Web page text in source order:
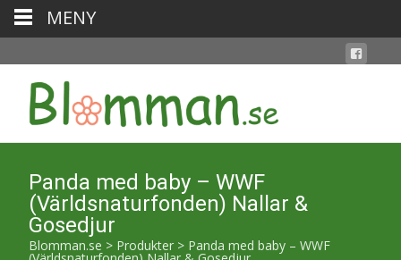
Panda med baby – WWF
(Världsnaturfonden) Nallar &
Gosedjur
Blomman.se > Produkter > Panda med baby – WWF
MENY